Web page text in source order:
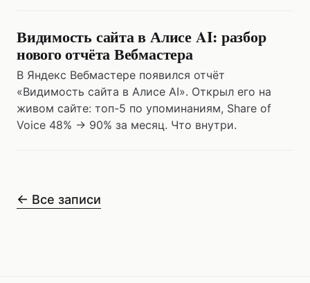
Видимость сайта в Алисе AI: разбор
нового отчёта Вебмастера
В Яндекс Вебмастере появился отчёт
«Видимость сайта в Алисе AI». Открыл его на
живом сайте: топ-5 по упоминаниям, Share of
Voice 48% → 90% за месяц. Что внутри.
← Все записи